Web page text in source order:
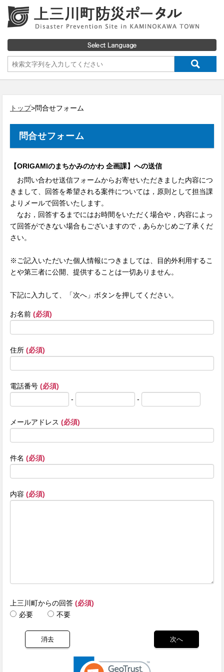
トップ>問合せフォーム
問合せフォーム
【ORIGAMIのまちかみのかわ 企画課】への送信
お問い合わせ送信フォームからお寄せいただきました内容につ
きまして、回答を希望される案件については，原則として担当課
よりメールで回答いたします。
なお，回答するまでにはお時間をいただく場合や，内容によっ
て回答ができない場合もございますので，あらかじめご了承くだ
さい。
※ご記入いただいた個人情報につきましては、目的外利用するこ
とや第三者に公開、提供することは一切ありません。
下記に入力して、「次へ」ボタンを押してください。
お名前 (必須)
住所 (必須)
電話番号 (必須)
-
-
メールアドレス (必須)
件名 (必須)
内容 (必須)
上三川町からの回答 (必須)
必要
不要